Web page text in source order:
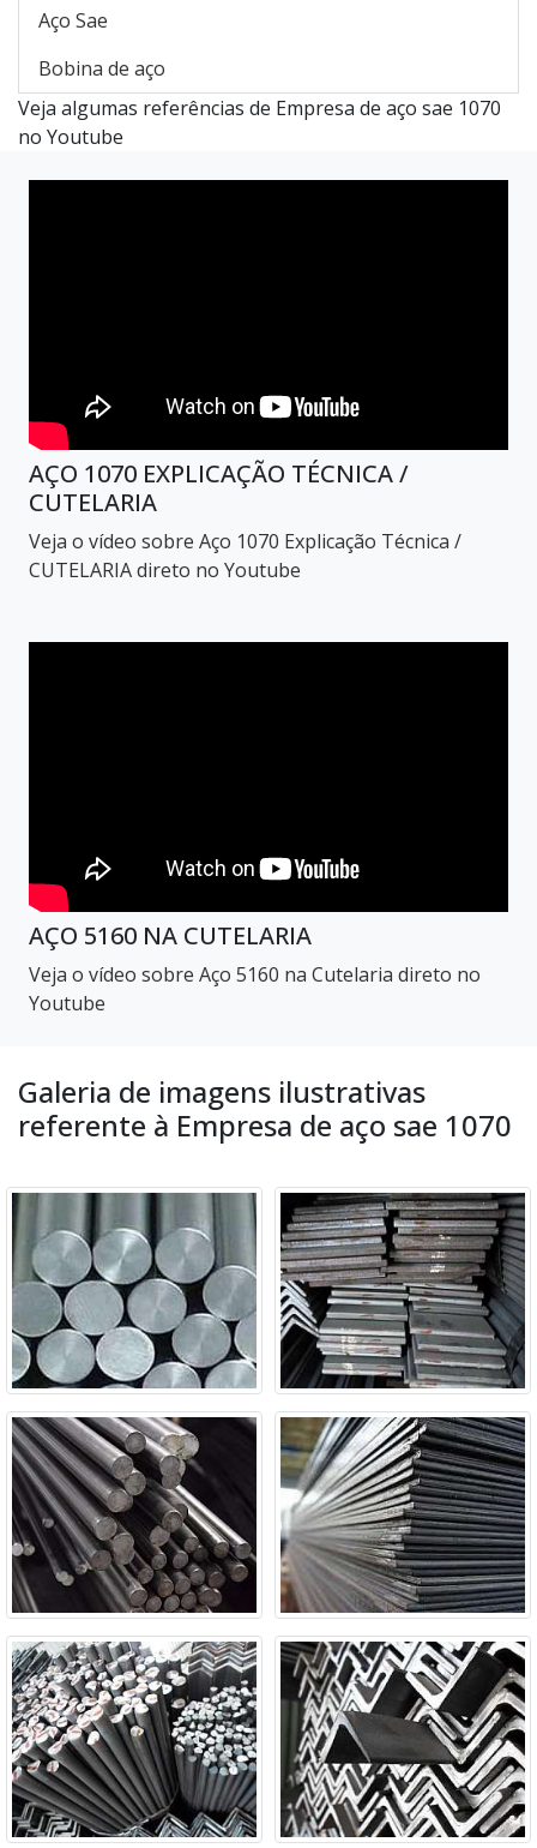
Aço Sae
Bobina de aço
Veja algumas referências de Empresa de aço sae 1070
no Youtube
AÇO 1070 EXPLICAÇÃO TÉCNICA /
CUTELARIA
Veja o vídeo sobre Aço 1070 Explicação Técnica /
CUTELARIA direto no Youtube
AÇO 5160 NA CUTELARIA
Veja o vídeo sobre Aço 5160 na Cutelaria direto no
Youtube
Galeria de imagens ilustrativas
referente à Empresa de aço sae 1070